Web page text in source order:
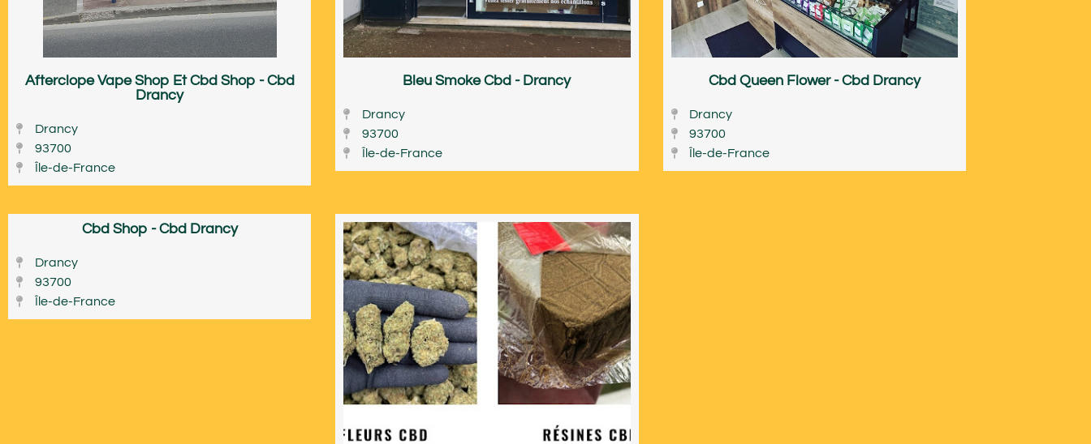
Afterclope Vape Shop Et Cbd Shop - Cbd
Drancy
Drancy
93700
Île-de-France
Bleu Smoke Cbd - Drancy
Drancy
93700
Île-de-France
Cbd Queen Flower - Cbd Drancy
Drancy
93700
Île-de-France
Cbd Shop - Cbd Drancy
Drancy
93700
Île-de-France